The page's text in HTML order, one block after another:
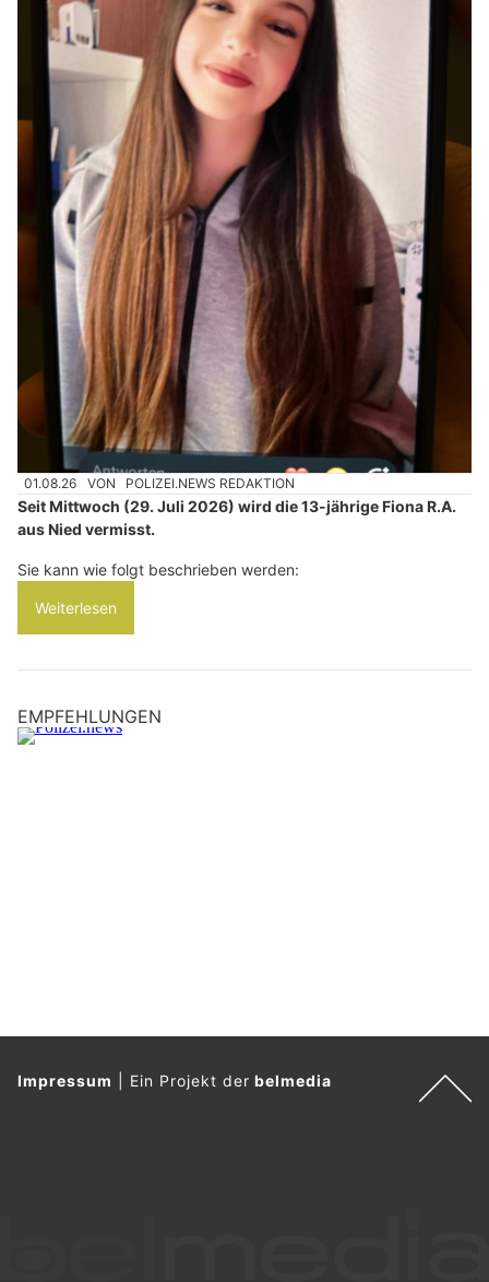
01.08.26 VON POLIZEI.NEWS REDAKTION
Seit Mittwoch (29. Juli 2026) wird die 13-jährige Fiona R.A.
aus Nied vermisst.
Sie kann wie folgt beschrieben werden:
Weiterlesen
EMPFEHLUNGEN
Impressum Ein Projekt derbelmedia